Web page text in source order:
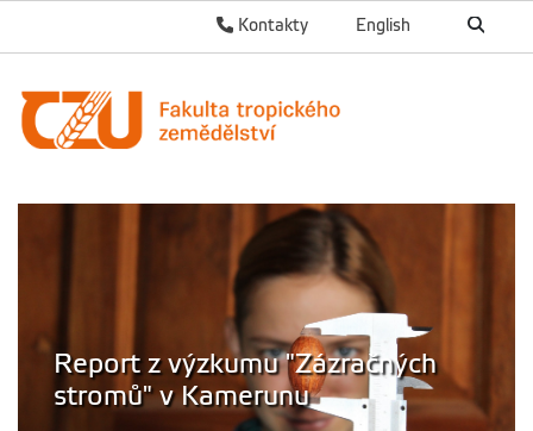
English
Kontakty
Report z výzkumu "Zázračných
stromů" v Kamerunu